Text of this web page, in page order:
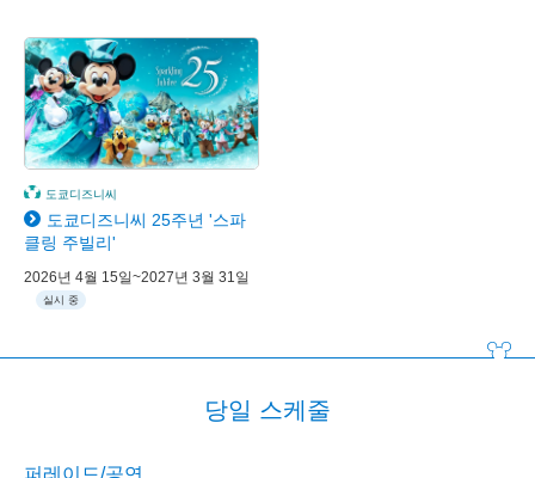
도쿄디즈니씨
도쿄디즈니씨 25주년 '스파
클링 주빌리'
2026년 4월 15일~2027년 3월 31일
실시 중
당일 스케줄